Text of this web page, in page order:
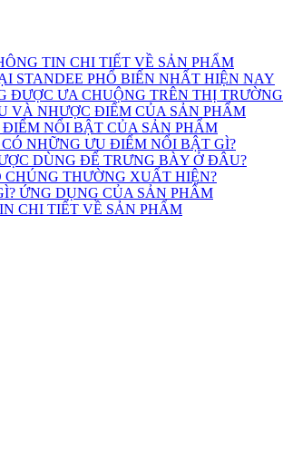
TIN CHI TIẾT VỀ SẢN PHẨM
STANDEE PHỔ BIẾN NHẤT HIỆN NAY
ĐƯỢC ƯA CHUỘNG TRÊN THỊ TRƯỜNG
VÀ NHƯỢC ĐIỂM CỦA SẢN PHẨM
NỔI BẬT CỦA SẢN PHẨM
NHỮNG ƯU ĐIỂM NỔI BẬT GÌ?
DÙNG ĐỂ TRƯNG BÀY Ở ĐÂU?
THƯỜNG XUẤT HIỆN?
ỨNG DỤNG CỦA SẢN PHẨM
CHI TIẾT VỀ SẢN PHẨM